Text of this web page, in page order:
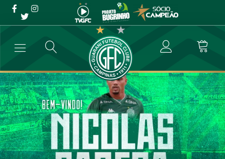
Bugre define chegada do
atacante Nicolas Careca
por empréstimo
→ Futebol Profissional → Bugre define chegada do atacante